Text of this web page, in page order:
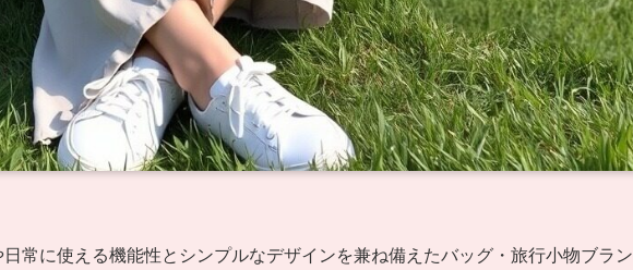
常に使える機能性とシンプルなデザインを兼ね備えたバッグ・旅行小物ブラン